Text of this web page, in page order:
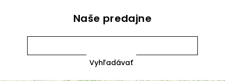
Naše predajne